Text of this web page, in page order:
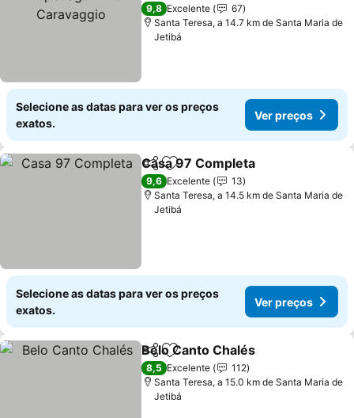
Caravaggio
Ver preços
9,8 Excelente
67
Santa Teresa, a 14.7 km de Santa Maria de
Jetibá
Selecione as datas para ver os preços
exatos.
Ver preços
PartilharAdicionar aos favoritos
Casa 97 Completa
9,6 Excelente
13
Santa Teresa, a 14.5 km de Santa Maria de
Jetibá
Selecione as datas para ver os preços
exatos.
Ver preços
PartilharAdicionar aos favoritos
Belo Canto Chalés
8,5 Excelente
112
Santa Teresa, a 15.0 km de Santa Maria de
Jetibá